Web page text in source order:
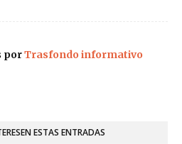
porTrasfondo informativo
ESTAS ENTRADAS